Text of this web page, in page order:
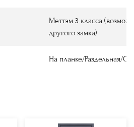
Меттэм 3 класса
другого замка)
На планке/Раздельная/